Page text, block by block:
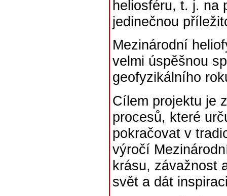
heliosféru, t. j. na
jedinečnou
Mezinárodní
velmi úspěšnou
geofyzikálního
Cílem projektu je
procesů, které
pokračovat v
výročí
krásu, závažnost
svět a dát